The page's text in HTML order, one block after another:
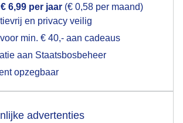
€ 6,99 per jaar (€ 0,58 per maand)
en privacy veilig
min. € 40,- aan cadeaus
aan Staatsbosbeheer
opzegbaar
advertenties
nog geen akkoord op hebt gegeven,
een pop-up uit je browser waarin
goed, toon de popup